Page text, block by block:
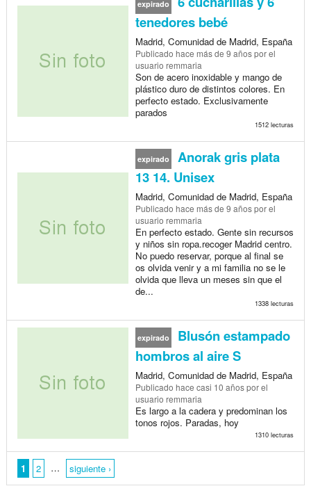
expirado
tenedores bebé
Madrid, Comunidad de Madrid, España
Publicado hace más de 9 añospor el
usuario remmaria
Son de acero inoxidable y mango de
plástico duro de distintos colores. En
perfecto estado. Exclusivamente
parados
1512 lecturas
expirado
Anorak gris plata
13 14. Unisex
Madrid, Comunidad de Madrid, España
Publicado hace más de 9 añospor el
usuario remmaria
En perfecto estado. Gente sin recursos
y niños sin ropa.recoger Madrid centro.
No puedo reservar, porque al final se
os olvida venir y a mi familia no se le
olvida que lleva un meses sin que el
de...
1338 lecturas
expirado
Blusón estampado
hombros al aire S
Madrid, Comunidad de Madrid, España
Publicado hace casi 10 añospor el
usuario remmaria
Es largo a la cadera y predominan los
tonos rojos. Paradas, hoy
1310 lecturas
1 2 … siguiente ›